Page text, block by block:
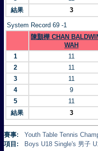
結果
3
System Record 69 -1
陳顥樺 CHAN
WAH
1
11
2
11
3
11
4
9
5
11
結果
3
賽事:
Youth Table Tennis
項目:
Boys U18 Single's 男子